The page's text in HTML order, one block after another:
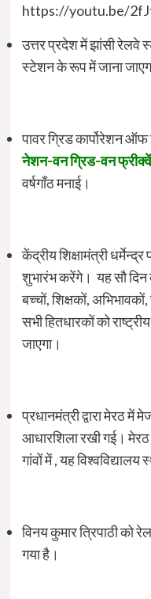
https://youtu.be/
उत्तर प्रदेश में झांसी रेलवे
स्टेशन के रूप में जाना
पावर ग्रिड कार्पोरेशन
नेशन-वन ग्रिड-वन
वर्षगाँठ मनाई।
केंद्रीय शिक्षामंत्री
शुभारंभ करेंगे। यह सौ दिन
बच्‍चों, शिक्षकों,
सभी हितधारकों को
जाएगा।
प्रधानमंत्री द्वारा मेरठ में
आधारशिला रखी गई।
गांवों में , यह विश्‍वविद्यालय
विनय कुमार त्रिपाठी को
गया है।